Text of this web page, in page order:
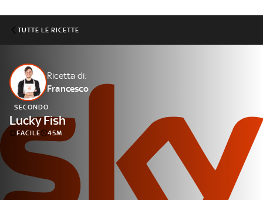
Cos’altro vedere:
PROGRAMMI SKY
Un mondo di offerte:
SKY.IT
NOW
TUTTE LE RICETTE
Ricetta di:
Francesco
SECONDO
Lucky Fish
FACILE 45M